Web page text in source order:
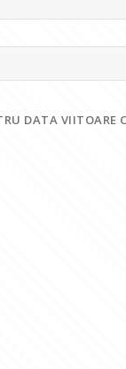
DATA VIITOARE